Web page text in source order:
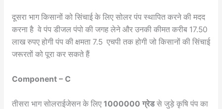
दूसरा भाग किसानों को सिंचाई के लिए सोलर पंप स्थापित करने की मदद
करना है वे पंप डीजल पंपो की जगह लेने और उनकी कीमत करीब 17.50
लाख रुपए होगी पंप की क्षमता 7.5 एचपी तक होगी जो किसानों की सिंचाई
जरूरतों को पूरा कर सकते हैं
Component – C
तीसरा भाग सोलराईजेसन के लिए1000000 ग्रेडसे जुड़े कृषि पंप का